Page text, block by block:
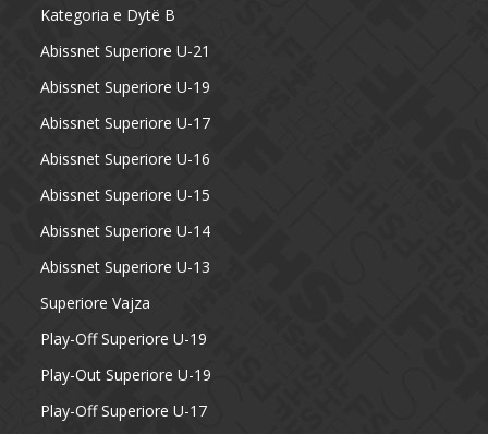
Kategoria e Dytë B
Abissnet Superiore U-21
Abissnet Superiore U-19
Abissnet Superiore U-17
Abissnet Superiore U-16
Abissnet Superiore U-15
Abissnet Superiore U-14
Abissnet Superiore U-13
Superiore Vajza
Play-Off Superiore U-19
Play-Out Superiore U-19
Play-Off Superiore U-17